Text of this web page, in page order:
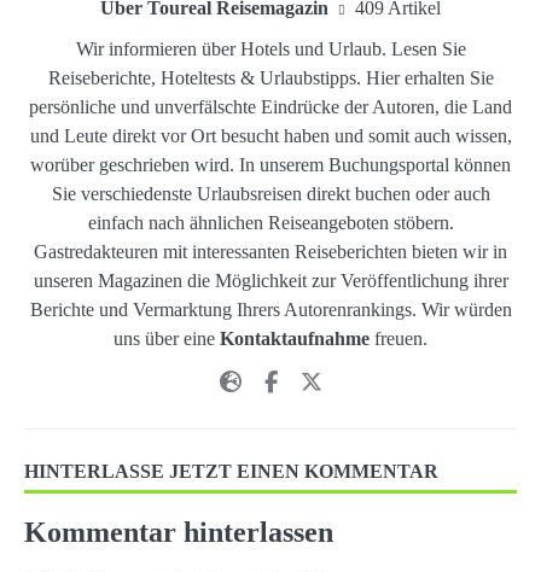
Über Toureal Reisemagazin
409 Artikel
Wir informieren über Hotels und Urlaub. Lesen Sie
Reiseberichte, Hoteltests & Urlaubstipps. Hier erhalten Sie
persönliche und unverfälschte Eindrücke der Autoren, die Land
und Leute direkt vor Ort besucht haben und somit auch wissen,
worüber geschrieben wird. In unserem Buchungsportal können
Sie verschiedenste Urlaubsreisen direkt buchen oder auch
einfach nach ähnlichen Reiseangeboten stöbern.
Gastredakteuren mit interessanten Reiseberichten bieten wir in
unseren Magazinen die Möglichkeit zur Veröffentlichung ihrer
Berichte und Vermarktung Ihrers Autorenrankings. Wir würden
uns über eine Kontaktaufnahme freuen.
HINTERLASSE JETZT EINEN KOMMENTAR
Kommentar hinterlassen